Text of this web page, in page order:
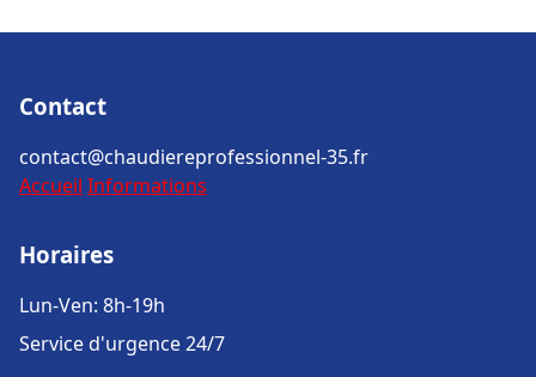
Contact
contact@chaudiereprofessionnel-35.fr
Accueil Informations
Horaires
Lun-Ven: 8h-19h
Service d'urgence 24/7